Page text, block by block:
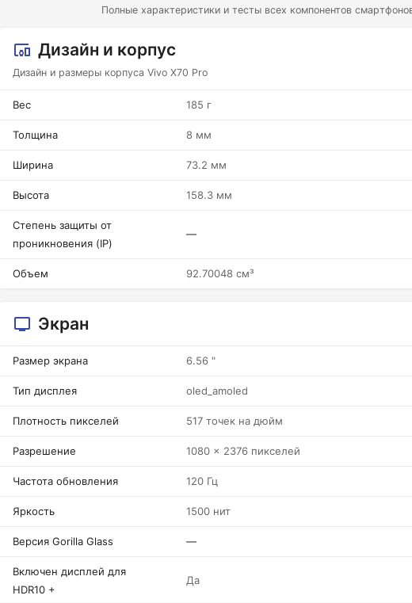
Полные характеристики и тесты всех компонентов
Дизайн и корпус
Дизайн и размеры корпуса Vivo X70 Pro
Вес 185 г
Толщина 8 мм
Ширина 73.2 мм
Высота 158.3 мм
Степень защиты от
проникновения (IP)
—
Объем 92.70048 см³
Экран
Размер экрана 6.56 "
Тип дисплея oled_amoled
Плотность пикселей 517 точек на дюйм
Разрешение 1080 x 2376 пикселей
Частота обновления 120 Гц
Яркость 1500 нит
Версия Gorilla Glass —
Включен дисплей для
HDR10 +
Да